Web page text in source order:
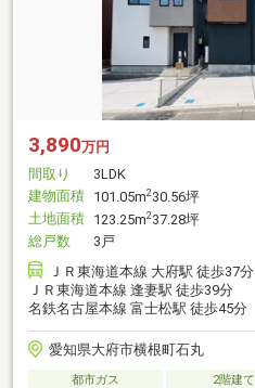
3,890万円
間取り
3LDK
建物面積 101.05m230.56坪
土地面積 123.25m237.28坪
総戸数
3戸
ＪＲ東海道本線 大府駅 徒歩37分
ＪＲ東海道本線 逢妻駅 徒歩39分
名鉄名古屋本線 富士松駅 徒歩45分
愛知県大府市横根町石丸
都市ガス 2階建て